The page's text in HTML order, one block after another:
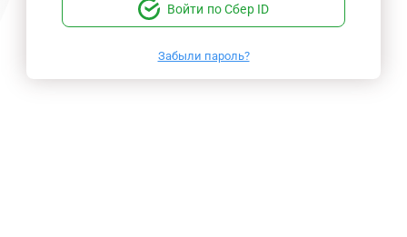
Войти по Сбер ID
Забыли пароль?